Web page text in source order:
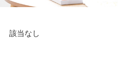
該当なし